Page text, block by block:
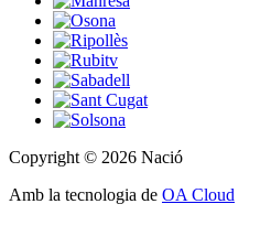
Copyright © 2026 Nació
Amb la tecnologia de OA Cloud